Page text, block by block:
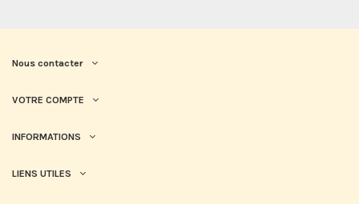
Nous contacter
VOTRE COMPTE
INFORMATIONS
LIENS UTILES